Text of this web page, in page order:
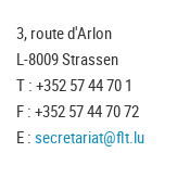
3, route d'Arlon
L-8009 Strassen
T : +352 57 44 70 1
F : +352 57 44 70 72
E : secretariat@flt.lu